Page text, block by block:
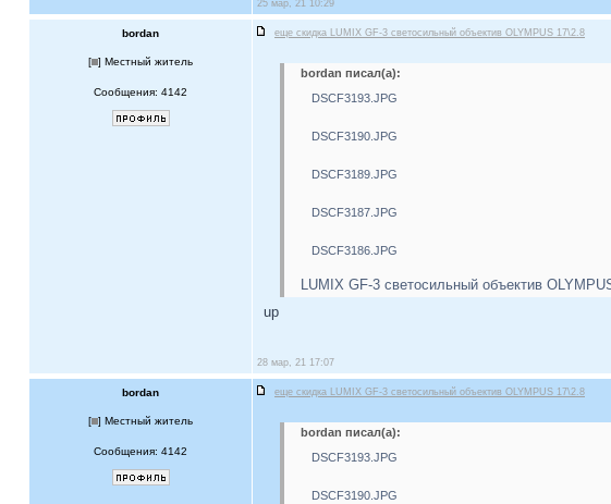
25 мар, 21 10:29
bordan еще скидка LUMIX GF-3 светосильный объектив OLYMPUS 17\2.8
[ ] Местный житель
Сообщения: 4142
bordan писал(а):
DSCF3193.JPG
DSCF3190.JPG
DSCF3189.JPG
DSCF3187.JPG
DSCF3186.JPG
LUMIX GF-3 светосильный объектив
up
28 мар, 21 17:07
bordan еще скидка LUMIX GF-3 светосильный объектив OLYMPUS 17\2.8
[ ] Местный житель
Сообщения: 4142
bordan писал(а):
DSCF3193.JPG
DSCF3190.JPG